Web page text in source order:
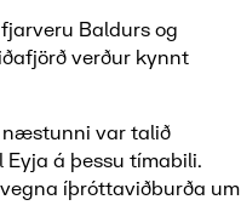
Baldurs og
verður kynnt
næstunni var talið
á þessu tímabili.
íþróttaviðburða um